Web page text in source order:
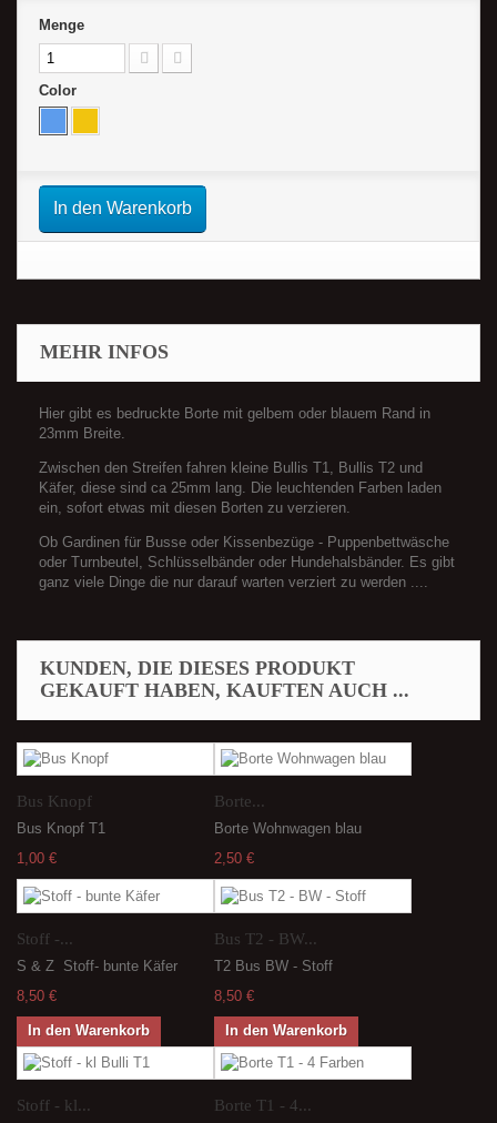
Menge
Color
In den Warenkorb
MEHR INFOS
Hier gibt es bedruckte Borte mit gelbem oder blauem Rand in
23mm Breite.
Zwischen den Streifen fahren kleine Bullis T1, Bullis T2 und
Käfer, diese sind ca 25mm lang. Die leuchtenden Farben laden
ein, sofort etwas mit diesen Borten zu verzieren.
Ob Gardinen für Busse oder Kissenbezüge - Puppenbettwäsche
oder Turnbeutel, Schlüsselbänder oder Hundehalsbänder. Es gibt
ganz viele Dinge die nur darauf warten verziert zu werden ....
KUNDEN, DIE DIESES PRODUKT
GEKAUFT HABEN, KAUFTEN AUCH ...
Bus Knopf
Bus Knopf T1
1,00 €
Borte...
Borte Wohnwagen blau
2,50 €
Stoff -...
S & Z Stoff- bunte Käfer
8,50 €
In den Warenkorb
Bus T2 - BW...
T2 Bus BW - Stoff
8,50 €
In den Warenkorb
Stoff - kl... Borte T1 - 4...